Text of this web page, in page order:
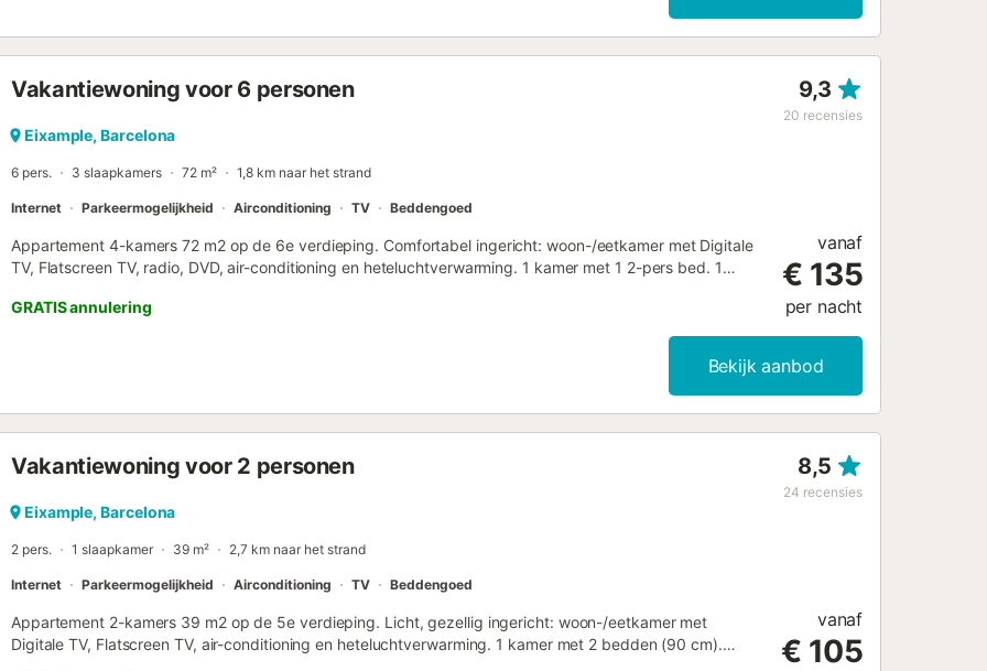
Vakantiewoning voor 6 personen 9,3
20 recensies
Eixample, Barcelona
6 pers. 3 slaapkamers 72 m² 1,8 km naar het strand
Internet Parkeermogelijkheid Airconditioning TV Beddengoed
Appartement 4-kamers 72 m2 op de 6e verdieping. Comfortabel ingericht: woon-/eetkamer met Digitale
TV, Flatscreen TV, radio, DVD, air-conditioning en heteluchtverwarming. 1 kamer met 1 2-pers bed. 1
broodrooster, waterkoker, magnetron, diepvriezer). Douche/WC. Ter beschikking: wasmachine, droger,
strijkijzer, haardroger. Internet (WiFi, gratis). Geschikt voor families. Rookvrij huis. HUTB007164 // Reg.
GRATIS annulering
vanaf
€ 135
per nacht
Bekijk aanbod
Vakantiewoning voor 2 personen 8,5
24 recensies
Eixample, Barcelona
2 pers. 1 slaapkamer 39 m² 2,7 km naar het strand
Internet Parkeermogelijkheid Airconditioning TV Beddengoed
Appartement 2-kamers 39 m2 op de 5e verdieping. Licht, gezellig ingericht: woon-/eetkamer met
Digitale TV, Flatscreen TV, air-conditioning en heteluchtverwarming. 1 kamer met 2 bedden (90 cm).
vanaf
€ 105